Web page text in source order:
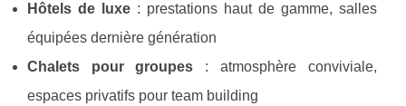
Hôtels de luxe: prestations haut de gamme, salles
équipées dernière génération
Chalets pour groupes : atmosphère conviviale,
espaces privatifs pour team building